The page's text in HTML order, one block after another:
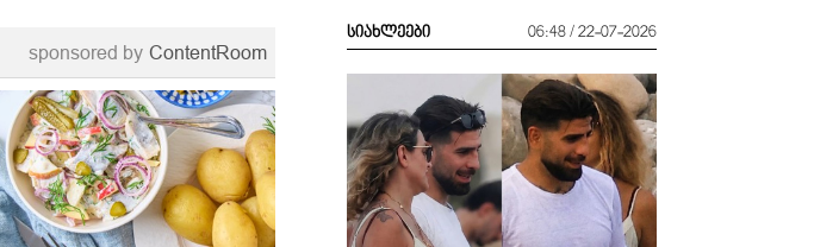
sponsored by ContentRoom
სიახლეები 06:48 / 22-07-2026